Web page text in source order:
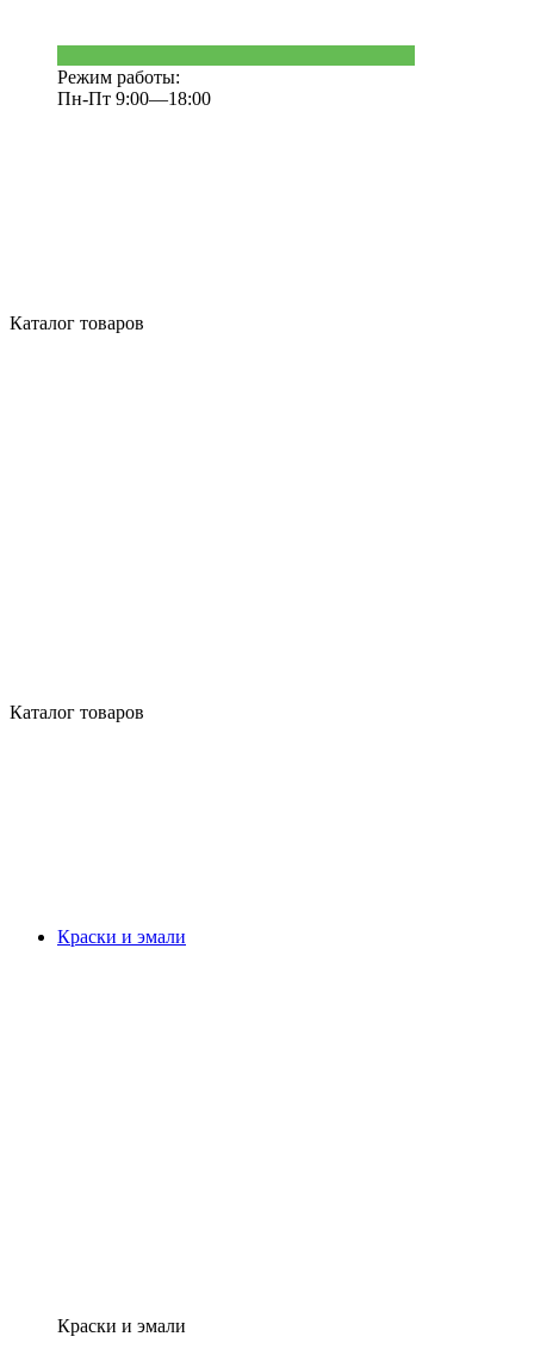
Режим работы:
Пн-Пт 9:00—18:00
Каталог товаров
Каталог товаров
Краски и эмали
Краски и эмали